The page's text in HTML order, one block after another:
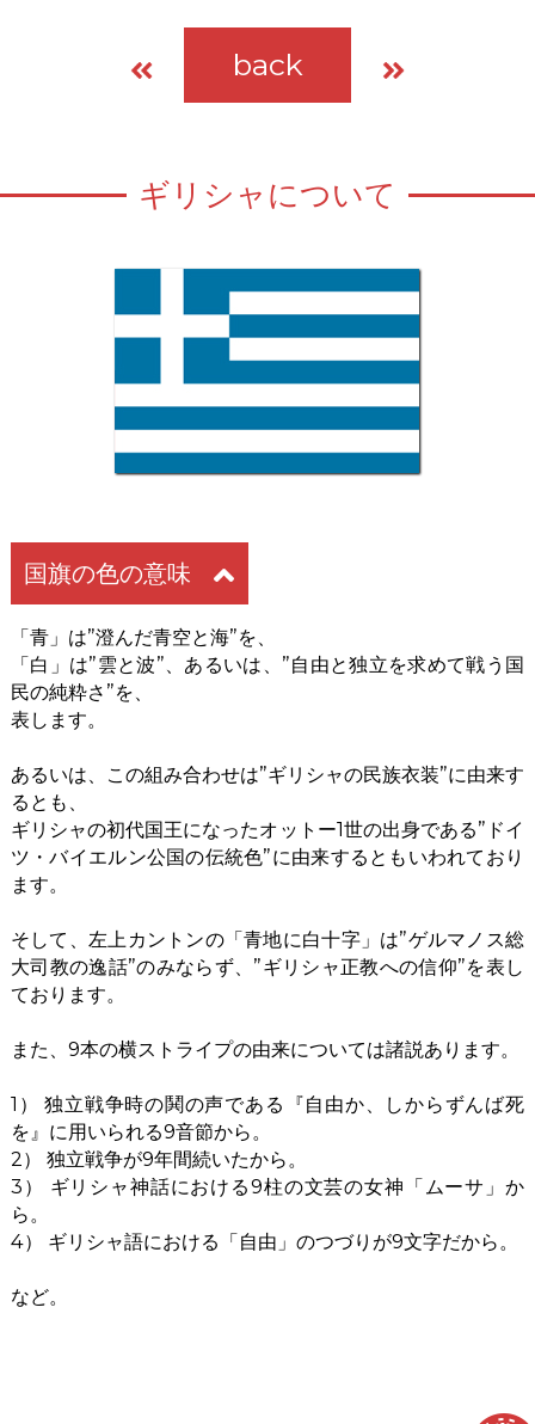
back
ギリシャについて
国旗の色の意味
「青」は”澄んだ青空と海”を、
「白」は”雲と波”、あるいは、”自由と独立を求めて戦う国
民の純粋さ”を、
表します。
あるいは、この組み合わせは”ギリシャの民族衣装”に由来す
るとも、
ギリシャの初代国王になったオットー1世の出身である”ドイ
ツ・バイエルン公国の伝統色”に由来するともいわれており
ます。
そして、左上カントンの「青地に白十字」は”ゲルマノス総
大司教の逸話”のみならず、”ギリシャ正教への信仰”を表し
ております。
また、9本の横ストライプの由来については諸説あります。
1） 独立戦争時の鬨の声である『自由か、しからずんば死
を』に用いられる9音節から。
2） 独立戦争が9年間続いたから。
3） ギリシャ神話における9柱の文芸の女神「ムーサ」か
ら。
4） ギリシャ語における「自由」のつづりが9文字だから。
など。